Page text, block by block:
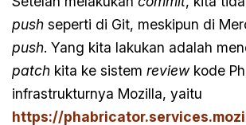
push seperti di Git, meskipun di
push. Yang kita lakukan adalah
patch kita ke sistemreviewkode
infrastrukturnya Mozilla, yaitu
https://